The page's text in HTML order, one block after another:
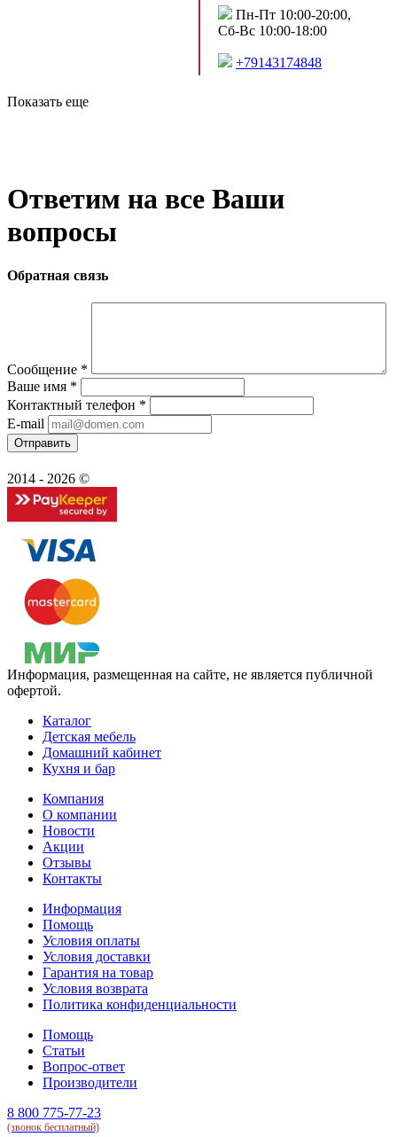
Пн-Пт 10:00-20:00,
Сб-Вс 10:00-18:00
+79143174848
Показать еще
Ответим на все Ваши
вопросы
Обратная связь
Сообщение *
Ваше имя *
Контактный телефон *
E-mail
2014 - 2026 ©
Информация, размещенная на сайте, не является публичной
офертой.
Каталог
Детская мебель
Домашний кабинет
Кухня и бар
Компания
О компании
Новости
Акции
Отзывы
Контакты
Информация
Помощь
Условия оплаты
Условия доставки
Гарантия на товар
Условия возврата
Политика конфиденциальности
Помощь
Статьи
Вопрос-ответ
Производители
8 800 775-77-23
(звонок бесплатный)